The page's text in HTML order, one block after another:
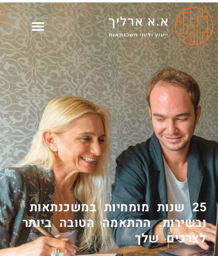
25 שנות מומחיות במשכנתאות
ובשירות. ההתאמה הטובה ביותר
לצרכים שלך